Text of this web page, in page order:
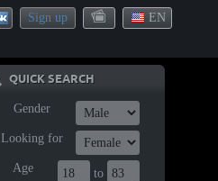
Sign up EN
QUICK SEARCH
Gender
Looking for
Age
to